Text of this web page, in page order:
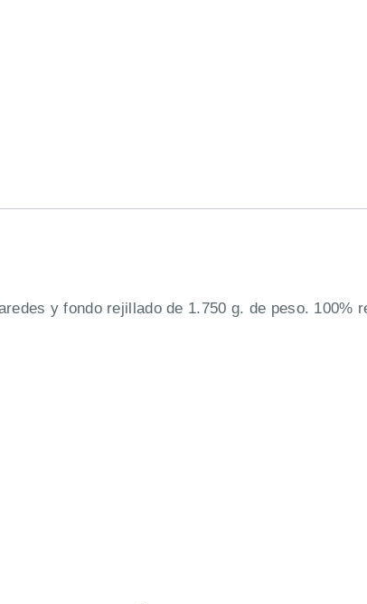
y fondo rejillado de 1.750 g. de peso. 100%